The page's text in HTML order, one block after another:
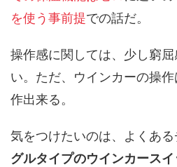
を使う事前提での話だ。
操作感に関しては、少し窮
い。ただ、ウインカーの操
作出来る。
気をつけたいのは、よくあ
グルタイプのウインカース